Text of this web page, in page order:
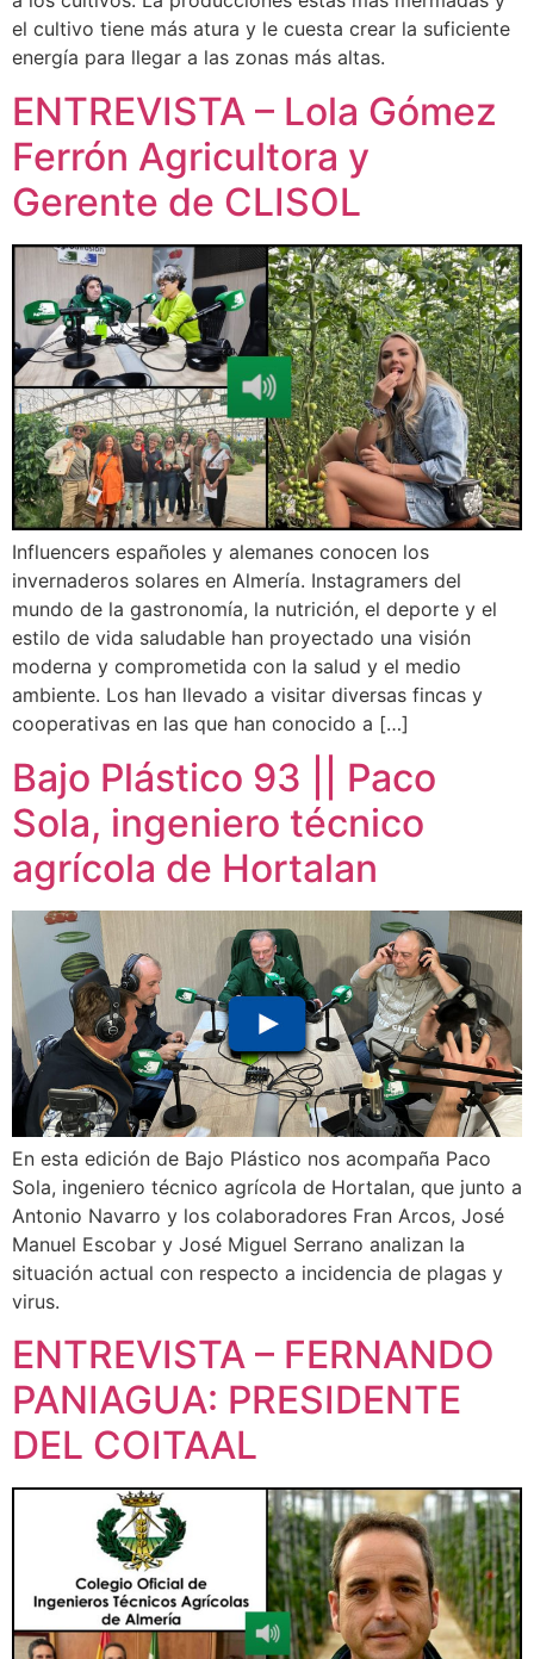
el cultivo tiene más atura y le cuesta crear la suficiente
energía para llegar a las zonas más altas.
ENTREVISTA – Lola Gómez
Ferrón Agricultora y
Gerente de CLISOL
Influencers españoles y alemanes conocen los
invernaderos solares en Almería. Instagramers del
mundo de la gastronomía, la nutrición, el deporte y el
estilo de vida saludable han proyectado una visión
moderna y comprometida con la salud y el medio
ambiente. Los han llevado a visitar diversas fincas y
cooperativas en las que han conocido a […]
Bajo Plástico 93 || Paco
Sola, ingeniero técnico
agrícola de Hortalan
En esta edición de Bajo Plástico nos acompaña Paco
Sola, ingeniero técnico agrícola de Hortalan, que junto a
Antonio Navarro y los colaboradores Fran Arcos, José
Manuel Escobar y José Miguel Serrano analizan la
situación actual con respecto a incidencia de plagas y
virus.
ENTREVISTA – FERNANDO
PANIAGUA: PRESIDENTE
DEL COITAAL